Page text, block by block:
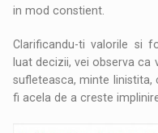
in mod constient.
Clarificandu-ti valorile si
luat decizii, vei observa ca
sufleteasca, minte linistita,
fi acela de a creste